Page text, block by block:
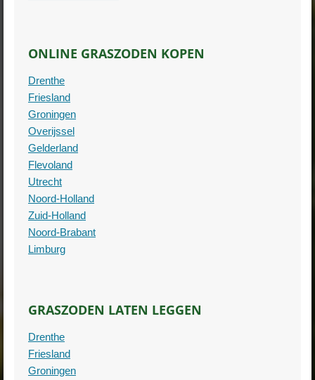
ONLINE GRASZODEN KOPEN
Drenthe
Friesland
Groningen
Overijssel
Gelderland
Flevoland
Utrecht
Noord-Holland
Zuid-Holland
Noord-Brabant
Limburg
GRASZODEN LATEN LEGGEN
Drenthe
Friesland
Groningen